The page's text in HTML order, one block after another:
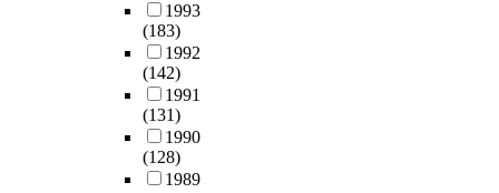
1993
(183)
1992
(142)
1991
(131)
1990
(128)
1989